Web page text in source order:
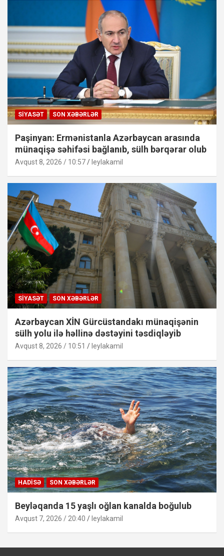
SIYASƏT SON XƏBƏRLƏR
Paşinyan: Ermənistanla Azərbaycan arasında
münaqişə səhifəsi bağlanıb, sülh bərqərar olub
Avqust 8, 2026 / 10:57 leylakamil
SIYASƏT SON XƏBƏRLƏR
Azərbaycan XİN Gürcüstandakı münaqişənin
sülh yolu ilə həllinə dəstəyini təsdiqləyib
Avqust 8, 2026 / 10:51 leylakamil
HADISƏ SON XƏBƏRLƏR
Beyləqanda 15 yaşlı oğlan kanalda boğulub
Avqust 7, 2026 / 20:40 leylakamil